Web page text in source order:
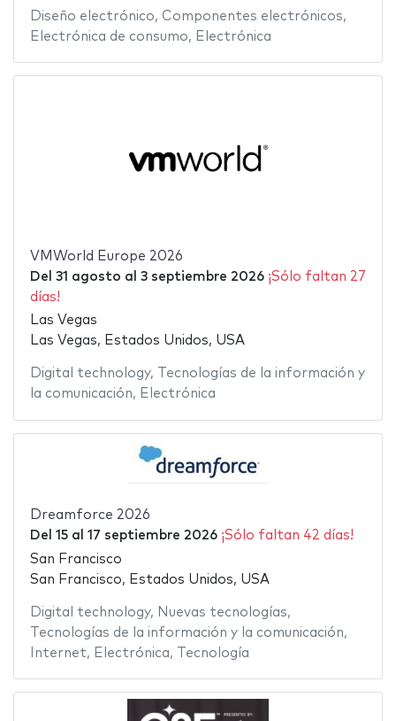
Diseño electrónico, Componentes electrónicos,
Electrónica de consumo, Electrónica
VMWorld Europe 2026
Del 31 agosto al 3 septiembre 2026 ¡Sólo faltan 27
días!
Las Vegas
Las Vegas, Estados Unidos, USA
Digital technology,
Tecnologías de la información y
la comunicación, Electrónica
Dreamforce 2026
Del 15al 17 septiembre 2026 ¡Sólo faltan 42 días!
San Francisco
San Francisco, Estados Unidos, USA
Digital technology, Nuevas tecnologías,
Tecnologías de la información y la comunicación,
Internet, Electrónica, Tecnología